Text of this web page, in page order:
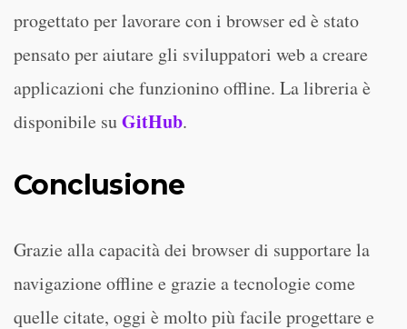
progettato per lavorare con i browser ed è stato
pensato per aiutare gli sviluppatori web a creare
applicazioni che funzionino offline. La libreria è
disponibile suGitHub.
Conclusione
Grazie alla capacità dei browser di supportare la
navigazione offline e grazie a tecnologie come
quelle citate, oggi è molto più facile progettare e